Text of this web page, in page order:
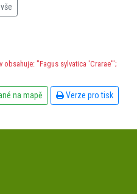
vše
obsahuje: "Fagus sylvatica 'Crarae'";
na mapě Verze pro tisk